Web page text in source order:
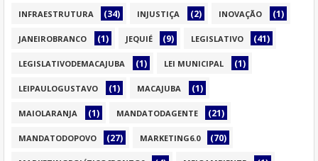
INFRAESTRUTURA (34) INJUSTIÇA (2) INOVAÇÃO (1)
JANEIROBRANCO (1) JEQUIÉ (9) LEGISLATIVO (41)
LEGISLATIVODEMACAJUBA (1) LEI MUNICIPAL (1)
LEIPAULOGUSTAVO (1) MACAJUBA (1)
MAIOLARANJA (1) MANDATODAGENTE (21)
MANDATODOPOVO (27) MARKETING6.0 (70)